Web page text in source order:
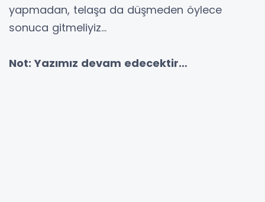
yapmadan, telaşa da düşmeden öylece
sonuca gitmeliyiz…
Not: Yazımız devam edecektir…